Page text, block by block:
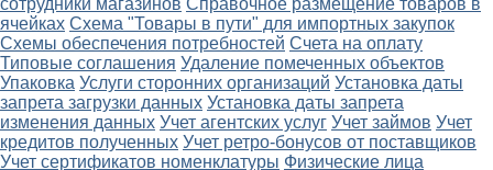
сотрудники магазинов Справочное размещение товаров в
ячейках Схема "Товары в пути" для импортных закупок
Схемы обеспечения потребностей Счета на оплату
Типовые соглашения Удаление помеченных объектов
Упаковка Услуги сторонних организаций Установка даты
запрета загрузки данных Установка даты запрета
изменения данных Учет агентских услуг Учет займов Учет
кредитов полученных Учет ретро-бонусов от поставщиков
Учет сертификатов номенклатуры Физические лица